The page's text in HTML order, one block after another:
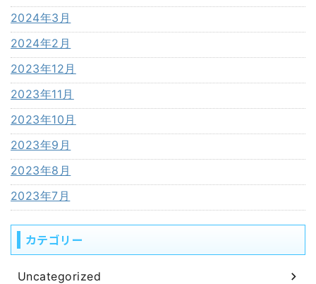
2024年3月
2024年2月
2023年12月
2023年11月
2023年10月
2023年9月
2023年8月
2023年7月
カテゴリー
Uncategorized